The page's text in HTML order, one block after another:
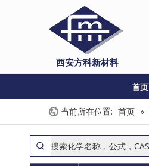
西安方科新材料
首页
当前所在位置: 首页 »